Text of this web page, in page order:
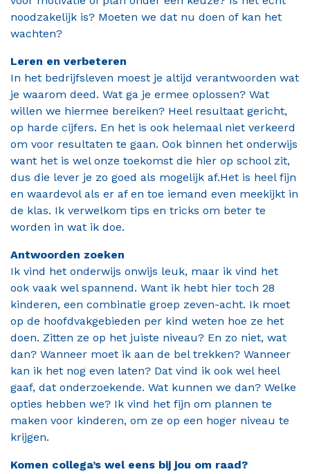
noodzakelijk is? Moeten we dat nu doen of kan het
wachten?
Leren en verbeteren
In het bedrijfsleven moest je altijd verantwoorden wat
je waarom deed. Wat ga je ermee oplossen? Wat
willen we hiermee bereiken? Heel resultaat gericht,
op harde cijfers. En het is ook helemaal niet verkeerd
om voor resultaten te gaan. Ook binnen het onderwijs
want het is wel onze toekomst die hier op school zit,
dus die lever je zo goed als mogelijk af.Het is heel fijn
en waardevol als er af en toe iemand even meekijkt in
de klas. Ik verwelkom tips en tricks om beter te
worden in wat ik doe.
Antwoorden zoeken
Ik vind het onderwijs onwijs leuk, maar ik vind het
ook vaak wel spannend. Want ik hebt hier toch 28
kinderen, een combinatie groep zeven-acht. Ik moet
op de hoofdvakgebieden per kind weten hoe ze het
doen. Zitten ze op het juiste niveau? En zo niet, wat
dan? Wanneer moet ik aan de bel trekken? Wanneer
kan ik het nog even laten? Dat vind ik ook wel heel
gaaf, dat onderzoekende. Wat kunnen we dan? Welke
opties hebben we? Ik vind het fijn om plannen te
maken voor kinderen, om ze op een hoger niveau te
krijgen.
Komen collega’s wel eens bij jou om raad?